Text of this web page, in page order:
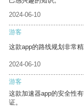
2024-06-10
游客
这款app的路线规划非常
2024-06-10
游客
这款加速器app的安全性
证。